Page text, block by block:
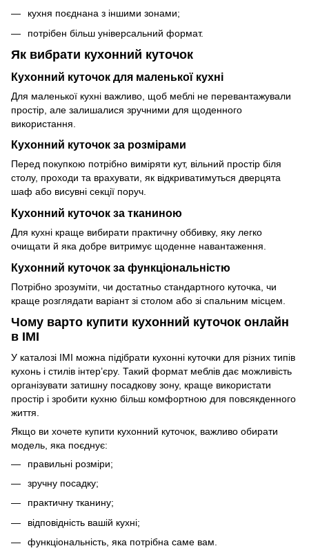
кухня поєднана з іншими зонами;
потрібен більш універсальний формат.
Як вибрати кухонний куточок
Кухонний куточок для маленької кухні
Для маленької кухні важливо, щоб меблі не перевантажували
простір, але залишалися зручними для щоденного
використання.
Кухонний куточок за розмірами
Перед покупкою потрібно виміряти кут, вільний простір біля
столу, проходи та врахувати, як відкриватимуться дверцята
шаф або висувні секції поруч.
Кухонний куточок за тканиною
Для кухні краще вибирати практичну оббивку, яку легко
очищати й яка добре витримує щоденне навантаження.
Кухонний куточок за функціональністю
Потрібно зрозуміти, чи достатньо стандартного куточка, чи
краще розглядати варіант зі столом або зі спальним місцем.
Чому варто купити кухонний куточок онлайн
в IMI
У каталозі IMI можна підібрати кухонні куточки для різних типів
кухонь і стилів інтер’єру. Такий формат меблів дає можливість
організувати затишну посадкову зону, краще використати
простір і зробити кухню більш комфортною для повсякденного
життя.
Якщо ви хочете купити кухонний куточок, важливо обирати
модель, яка поєднує:
правильні розміри;
зручну посадку;
практичну тканину;
відповідність вашій кухні;
функціональність, яка потрібна саме вам.